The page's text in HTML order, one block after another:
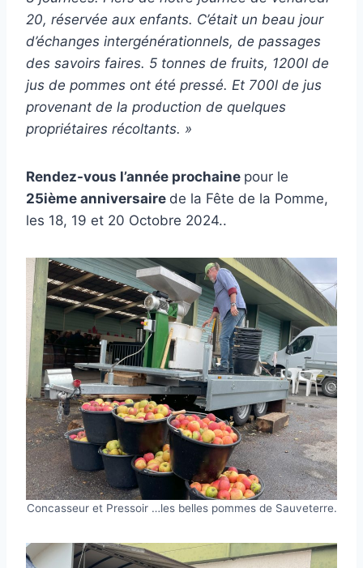
20, réservée aux enfants. C’était un beau jour
d’échanges intergénérationnels, de passages
des savoirs faires. 5 tonnes de fruits, 1200l de
jus de pommes ont été pressé. Et 700l de jus
provenant de la production de quelques
propriétaires récoltants. »
Rendez-vous l’année prochaine pour le
25ième anniversaire de la Fête de la Pomme,
les 18, 19 et 20 Octobre 2024..
Concasseur et Pressoir …les belles pommes de Sauveterre.